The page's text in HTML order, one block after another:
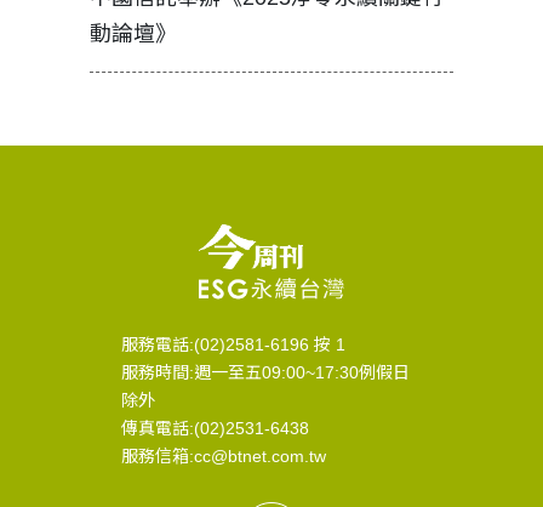
動論壇》
服務電話:(02)2581-6196 按 1
服務時間:週一至五09:00~17:30例假日
除外
傳真電話:(02)2531-6438
服務信箱:cc@btnet.com.tw